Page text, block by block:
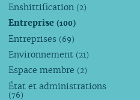
Enshittification (2)
Entreprise(100)
Entreprises (69)
Environnement (21)
Espace membre (2)
État et administrations
(76)